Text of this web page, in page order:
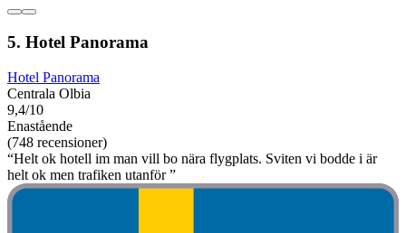
5. Hotel Panorama
Hotel Panorama
Centrala Olbia
9,4/10
Enastående
(748 recensioner)
“Helt ok hotell im man vill bo nära flygplats. Sviten vi bodde i är
helt ok men trafiken utanför ”